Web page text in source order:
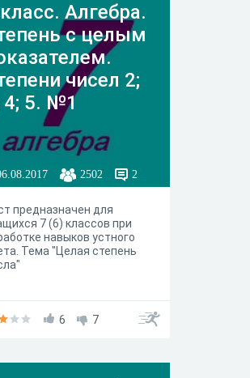
Алгебра.
с целым
чисел 2;
4; 5. №1
2502 2
предназначен для
7 (6) классов при
навыков устного
Тема "Целая степень
6 7